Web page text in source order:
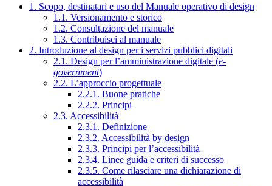
1. Scopo, destinatari e uso del Manuale operativo di design
1.1. Versionamento e storico
1.2. Consultazione del manuale
1.3. Contribuisci al manuale
2. Introduzione al design per i servizi pubblici digitali
2.1. Design per l’amministrazione digitale (e-
government)
2.2. L’approccio progettuale
2.2.1. Buone pratiche
2.2.2. Principi
2.3. Accessibilità
2.3.1. Definizione
2.3.2. Accessibilità by design
2.3.3. Principi per l’accessibilità
2.3.4. Linee guida e criteri di successo
2.3.5. Come rilasciare una dichiarazione di
accessibilità